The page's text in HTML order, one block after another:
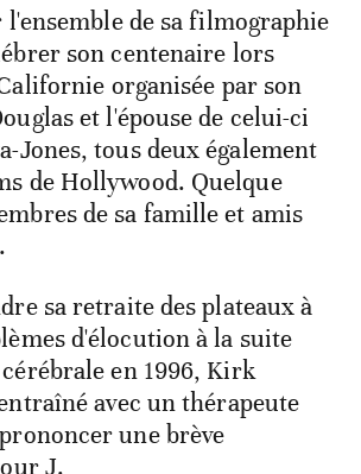
l'ensemble de sa filmographie
son centenaire lors
organisée par son
et l'épouse de celui-ci
Jones, tous deux également
de Hollywood. Quelque
de sa famille et amis
sa retraite des plateaux à
d'élocution à la suite
en 1996, Kirk
avec un thérapeute
une brève
J.